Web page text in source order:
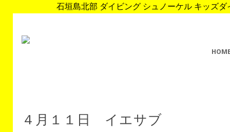
石垣島北部 ダイビング シュノーケル キッズ
４月１１日 イエサブ